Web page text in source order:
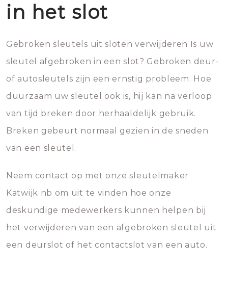
in het slot
Gebroken sleutels uit sloten verwijderen Is uw
sleutel afgebroken in een slot? Gebroken deur-
of autosleutels zijn een ernstig probleem. Hoe
duurzaam uw sleutel ook is, hij kan na verloop
van tijd breken door herhaaldelijk gebruik.
Breken gebeurt normaal gezien in de sneden
van een sleutel.
Neem contact op met onze sleutelmaker
Katwijk nb om uit te vinden hoe onze
deskundige medewerkers kunnen helpen bij
het verwijderen van een afgebroken sleutel uit
een deurslot of het contactslot van een auto.